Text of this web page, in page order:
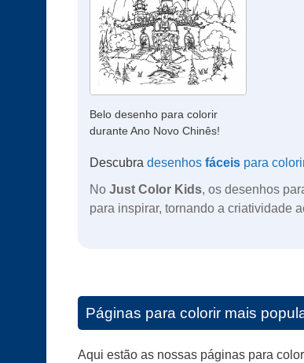
Belo desenho para colorir
durante Ano Novo Chinês!
Descubra desenhos fáceispara
No Just Color Kids, os desenhos
para inspirar, tornando a criatividade
Páginas para colorir mais
Aqui estão as nossas páginas para